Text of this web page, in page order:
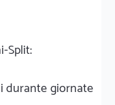
Split:
durante giornate